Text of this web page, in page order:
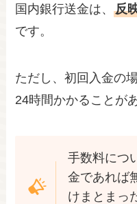
国内銀行送金は、反
です。
ただし、初回入金の
24時間かかることが
手数料につ
金であれば
けまとまっ